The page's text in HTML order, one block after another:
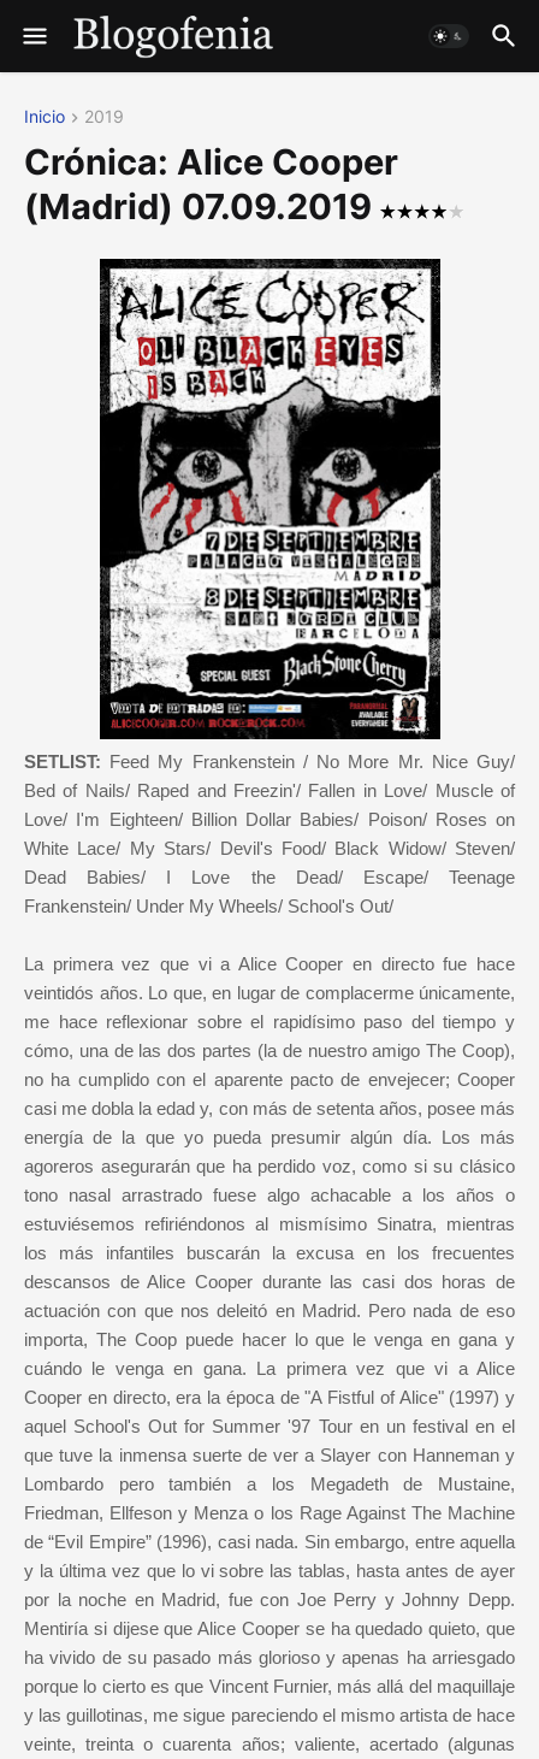
Inicio 2019
Crónica: Alice Cooper
(Madrid) 07.09.2019
SETLIST: Feed My Frankenstein / No More Mr. Nice Guy/
Bed of Nails/ Raped and Freezin'/ Fallen in Love/ Muscle of
Love/ I'm Eighteen/ Billion Dollar Babies/ Poison/ Roses on
White Lace/ My Stars/ Devil's Food/ Black Widow/ Steven/
Dead Babies/ I Love the Dead/ Escape/ Teenage
Frankenstein/ Under My Wheels/ School's Out/
La primera vez que vi a Alice Cooper en directo fue hace
veintidós años. Lo que, en lugar de complacerme únicamente,
me hace reflexionar sobre el rapidísimo paso del tiempo y
cómo, una de las dos partes (la de nuestro amigo The Coop),
no ha cumplido con el aparente pacto de envejecer; Cooper
casi me dobla la edad y, con más de setenta años, posee más
energía de la que yo pueda presumir algún día. Los más
agoreros asegurarán que ha perdido voz, como si su clásico
tono nasal arrastrado fuese algo achacable a los años o
estuviésemos refiriéndonos al mismísimo Sinatra, mientras
los más infantiles buscarán la excusa en los frecuentes
descansos de Alice Cooper durante las casi dos horas de
actuación con que nos deleitó en Madrid. Pero nada de eso
importa, The Coop puede hacer lo que le venga en gana y
cuándo le venga en gana. La primera vez que vi a Alice
Cooper en directo, era la época de "A Fistful of Alice" (1997) y
aquel School's Out for Summer '97 Tour en un festival en el
que tuve la inmensa suerte de ver a Slayer con Hanneman y
Lombardo pero también a los Megadeth de Mustaine,
Friedman, Ellfeson y Menza o los Rage Against The Machine
de “Evil Empire” (1996), casi nada. Sin embargo, entre aquella
y la última vez que lo vi sobre las tablas, hasta antes de ayer
por la noche en Madrid, fue con Joe Perry y Johnny Depp.
Mentiría si dijese que Alice Cooper se ha quedado quieto, que
ha vivido de su pasado más glorioso y apenas ha arriesgado
porque lo cierto es que Vincent Furnier, más allá del maquillaje
y las guillotinas, me sigue pareciendo el mismo artista de hace
veinte, treinta o cuarenta años; valiente, acertado (algunas